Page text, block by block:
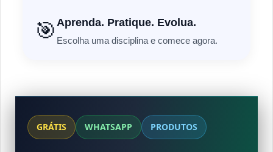
🎯 Aprenda. Pratique. Evolua.
Escolha uma disciplina e comece agora.
GRÁTIS WHATSAPP PRODUTOS